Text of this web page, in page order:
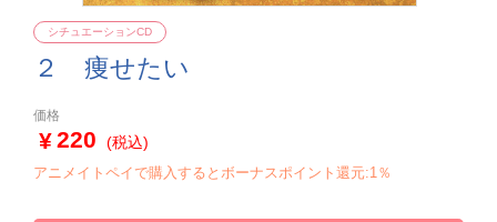
２ 痩せたい
シチュエーションCD
価格
220 (税込)
アニメイトペイで購入するとボーナスポイント還元:1％